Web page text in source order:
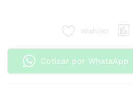
Wishlist
Cotizar por WhatsApp